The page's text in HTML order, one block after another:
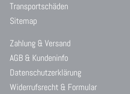
Transportschäden
Sitemap
Zahlung & Versand
AGB & Kundeninfo
Datenschutzerklärung
Widerrufsrecht & Formular